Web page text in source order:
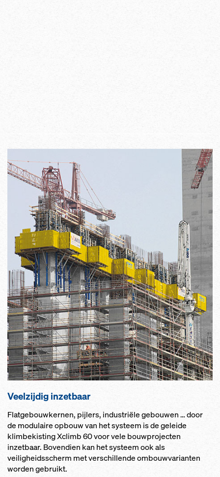
Veelzij­dig in­zet­baar
Flatgebouwkernen, pijlers, industriële gebouwen … door
de modulaire opbouw van het systeem is de geleide
klimbekisting Xclimb 60 voor vele bouwprojecten
inzetbaar. Bovendien kan het systeem ook als
veiligheidsscherm met verschillende ombouwvarianten
worden gebruikt.